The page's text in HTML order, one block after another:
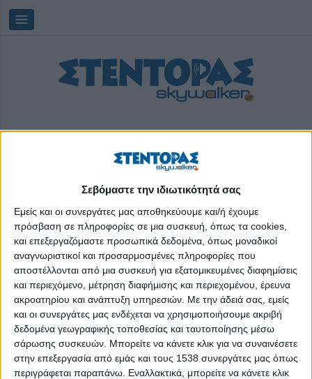
Σεβόμαστε την ιδιωτικότητά σας
Εμείς και οι συνεργάτες μας αποθηκεύουμε και/ή έχουμε
πρόσβαση σε πληροφορίες σε μια συσκευή, όπως τα cookies,
και επεξεργαζόμαστε προσωπικά δεδομένα, όπως μοναδικοί
αναγνωριστικοί και προσαρμοσμένες πληροφορίες που
αποστέλλονται από μια συσκευή για εξατομικευμένες διαφημίσεις
και περιεχόμενο, μέτρηση διαφήμισης και περιεχομένου, έρευνα
ακροατηρίου και ανάπτυξη υπηρεσιών. Με την άδειά σας, εμείς
και οι συνεργάτες μας ενδέχεται να χρησιμοποιήσουμε ακριβή
δεδομένα γεωγραφικής τοποθεσίας και ταυτοποίησης μέσω
σάρωσης συσκευών. Μπορείτε να κάνετε κλικ για να συναινέσετε
στην επεξεργασία από εμάς και τους 1538 συνεργάτες μας όπως
περιγράφεται παραπάνω. Εναλλακτικά, μπορείτε να κάνετε κλικ
Παραγωγή τροφής
Κοινή (πόσο κοινή?) Γεωργική Πολιτική
Λιβάδι, κοπάδι, άνθρωπος: μια σχέση ζωής